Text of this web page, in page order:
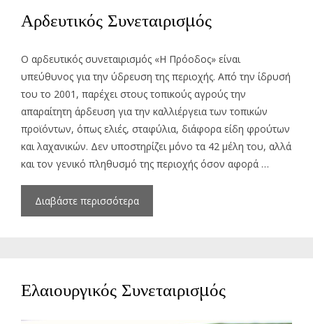
Αρδευτικός Συνεταιρισμός
Ο αρδευτικός συνεταιρισμός «Η Πρόοδος» είναι
υπεύθυνος για την ύδρευση της περιοχής. Από την ίδρυσή
του το 2001, παρέχει στους τοπικούς αγρούς την
απαραίτητη άρδευση για την καλλιέργεια των τοπικών
προϊόντων, όπως ελιές, σταφύλια, διάφορα είδη φρούτων
και λαχανικών. Δεν υποστηρίζει μόνο τα 42 μέλη του, αλλά
και τον γενικό πληθυσμό της περιοχής όσον αφορά …
Διαβάστε περισσότερα
Ελαιουργικός Συνεταιρισμός